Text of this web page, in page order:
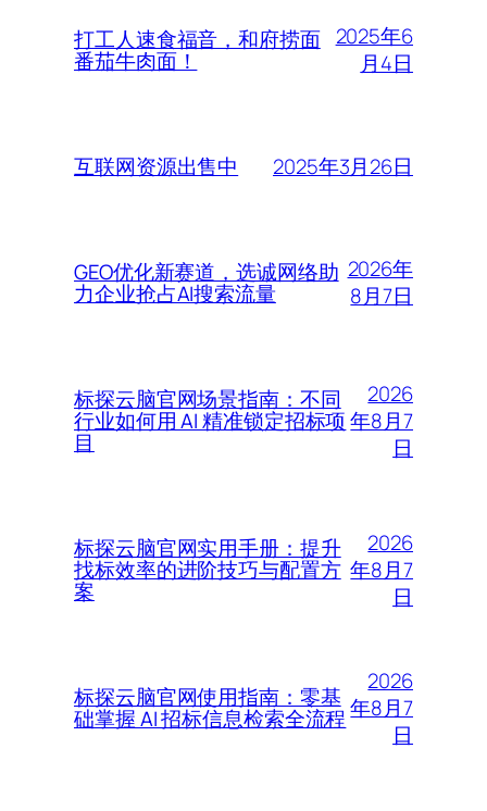
打工人速食福音，和府捞面
番茄牛肉面！
2025年6
月4日
互联网资源出售中 2025年3月26日
GEO优化新赛道，选诚网络助
力企业抢占AI搜索流量
2026年
8月7日
标探云脑官网场景指南：不同
行业如何用 AI 精准锁定招标项
目
2026
年8月7
日
标探云脑官网实用手册：提升
找标效率的进阶技巧与配置方
案
2026
年8月7
日
标探云脑官网使用指南：零基
础掌握 AI 招标信息检索全流程
2026
年8月7
日